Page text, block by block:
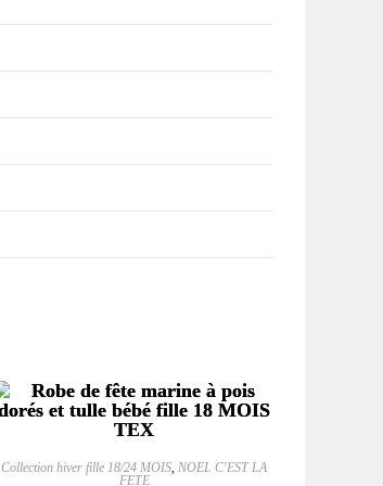
Collection hiver fille 18/24 MOIS,NOEL C'EST LA
FETE